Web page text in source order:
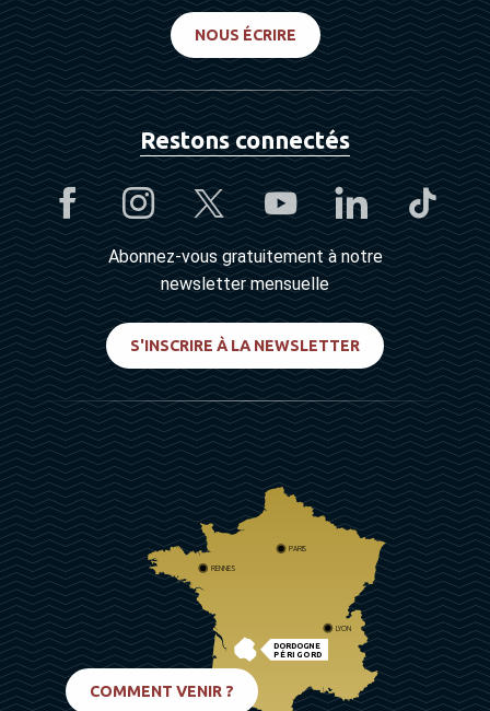
NOUS ÉCRIRE
Restons connectés
Abonnez-vous gratuitement à notre
newsletter mensuelle
S'INSCRIRE À LA NEWSLETTER
DORDOGNE
PÉRIGORD
PARIS
RENNES
LYON
COMMENT VENIR ?